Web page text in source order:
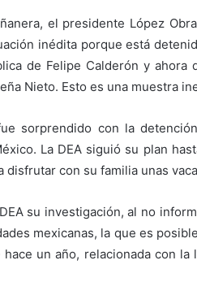
el presidente López
inédita porque está
de Felipe Calderón y ahora
Nieto. Esto es una muestra
sorprendido con la
La DEA siguió su plan
con su familia unas
su investigación, al no
mexicanas, la que es
un año, relacionada con